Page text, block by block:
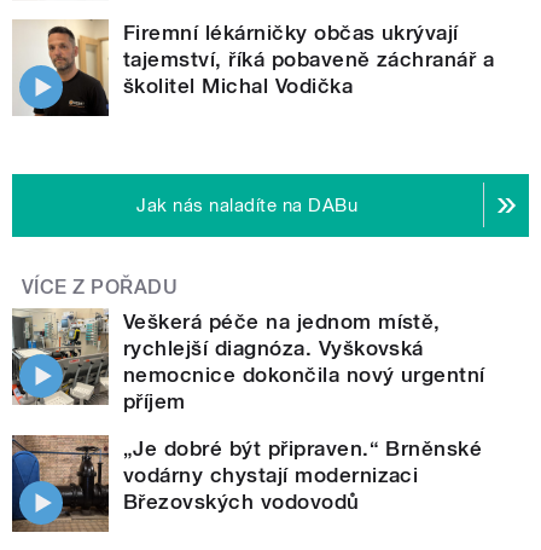
Firemní lékárničky občas ukrývají
tajemství, říká pobaveně záchranář a
školitel Michal Vodička
Jak nás naladíte na DABu
VÍCE Z POŘADU
Veškerá péče na jednom místě,
rychlejší diagnóza. Vyškovská
nemocnice dokončila nový urgentní
příjem
„Je dobré být připraven.“ Brněnské
vodárny chystají modernizaci
Březovských vodovodů